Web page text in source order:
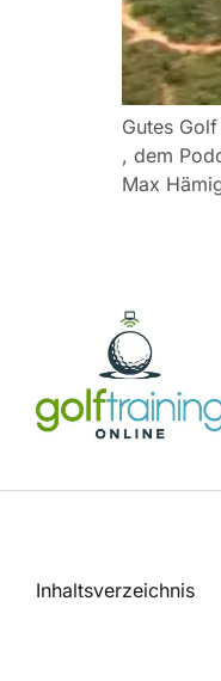
Gutes
, dem
Max
Inhaltsverzeichnis